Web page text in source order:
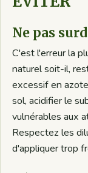
Ne pas
C'est l'erreur la
naturel soit-il,
excessif en
sol, acidifier le
vulnérables aux
Respectez les
d'appliquer trop